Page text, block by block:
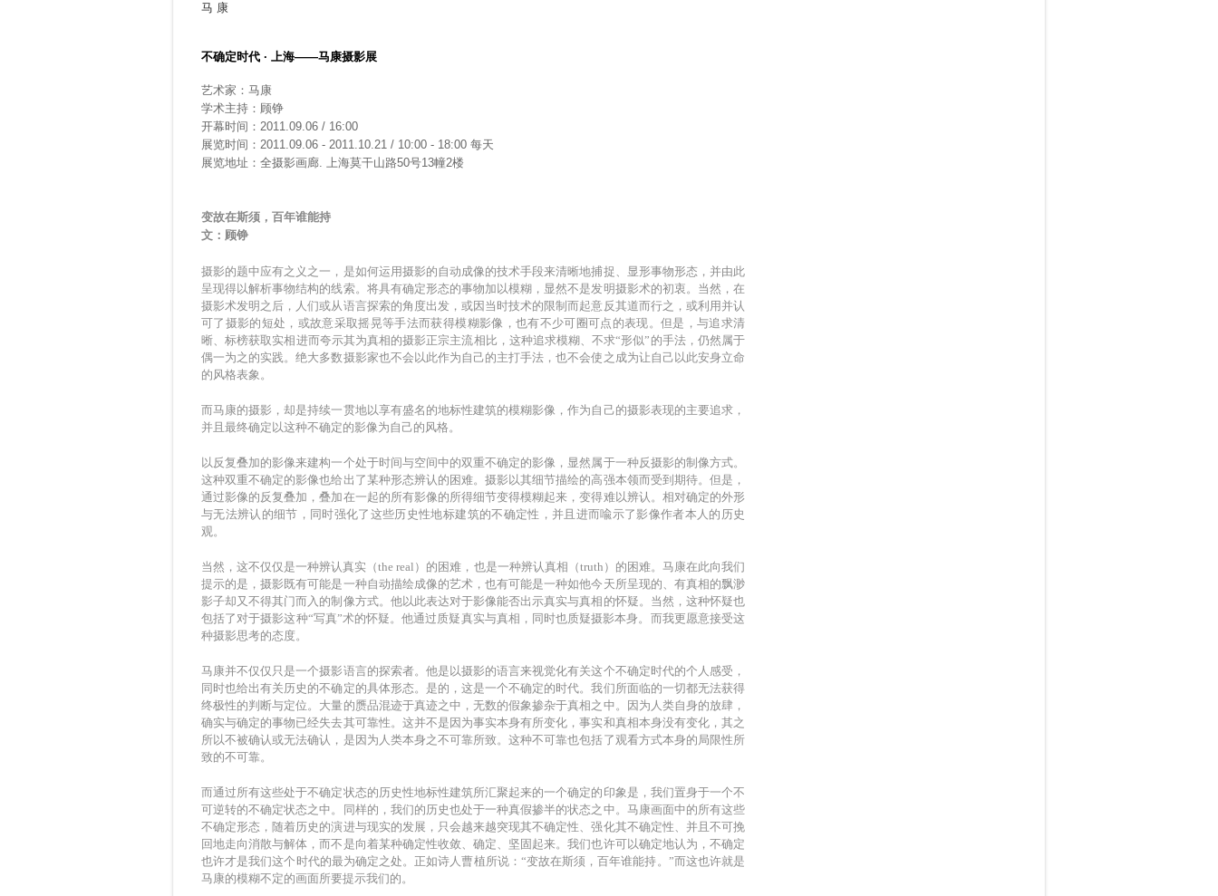
马 康
不确定时代 · 上海——马康摄影展
艺术家：马康
学术主持：顾铮
开幕时间：2011.09.06 / 16:00
展览时间：2011.09.06 - 2011.10.21 / 10:00 - 18:00 每天
展览地址：全摄影画廊. 上海莫干山路50号13幢2楼
变故在斯须，百年谁能持
文：顾铮
摄影的题中应有之义之一，是如何运用摄影的自动成像的技术手段来清晰地捕捉、显形事物形态，并由此
呈现得以解析事物结构的线索。将具有确定形态的事物加以模糊，显然不是发明摄影术的初衷。当然，在
摄影术发明之后，人们或从语言探索的角度出发，或因当时技术的限制而起意反其道而行之，或利用并认
可了摄影的短处，或故意采取摇晃等手法而获得模糊影像，也有不少可圈可点的表现。但是，与追求清
晰、标榜获取实相进而夸示其为真相的摄影正宗主流相比，这种追求模糊、不求“形似”的手法，仍然属于
偶一为之的实践。绝大多数摄影家也不会以此作为自己的主打手法，也不会使之成为让自己以此安身立命
的风格表象。
而马康的摄影，却是持续一贯地以享有盛名的地标性建筑的模糊影像，作为自己的摄影表现的主要追求，
并且最终确定以这种不确定的影像为自己的风格。
以反复叠加的影像来建构一个处于时间与空间中的双重不确定的影像，显然属于一种反摄影的制像方式。
这种双重不确定的影像也给出了某种形态辨认的困难。摄影以其细节描绘的高强本领而受到期待。但是，
通过影像的反复叠加，叠加在一起的所有影像的所得细节变得模糊起来，变得难以辨认。相对确定的外形
与无法辨认的细节，同时强化了这些历史性地标建筑的不确定性，并且进而喩示了影像作者本人的历史
观。
当然，这不仅仅是一种辨认真实（the real）的困难，也是一种辨认真相（truth）的困难。马康在此向我们
提示的是，摄影既有可能是一种自动描绘成像的艺术，也有可能是一种如他今天所呈现的、有真相的飘渺
影子却又不得其门而入的制像方式。他以此表达对于影像能否出示真实与真相的怀疑。当然，这种怀疑也
包括了对于摄影这种“写真”术的怀疑。他通过质疑真实与真相，同时也质疑摄影本身。而我更愿意接受这
种摄影思考的态度。
马康并不仅仅只是一个摄影语言的探索者。他是以摄影的语言来视觉化有关这个不确定时代的个人感受，
同时也给出有关历史的不确定的具体形态。是的，这是一个不确定的时代。我们所面临的一切都无法获得
终极性的判断与定位。大量的赝品混迹于真迹之中，无数的假象掺杂于真相之中。因为人类自身的放肆，
确实与确定的事物已经失去其可靠性。这并不是因为事实本身有所变化，事实和真相本身没有变化，其之
所以不被确认或无法确认，是因为人类本身之不可靠所致。这种不可靠也包括了观看方式本身的局限性所
致的不可靠。
而通过所有这些处于不确定状态的历史性地标性建筑所汇聚起来的一个确定的印象是，我们置身于一个不
可逆转的不确定状态之中。同样的，我们的历史也处于一种真假掺半的状态之中。马康画面中的所有这些
不确定形态，随着历史的演进与现实的发展，只会越来越突现其不确定性、强化其不确定性、并且不可挽
回地走向消散与解体，而不是向着某种确定性收敛、确定、坚固起来。我们也许可以确定地认为，不确定
也许才是我们这个时代的最为确定之处。正如诗人曹植所说：“变故在斯须，百年谁能持。”而这也许就是
马康的模糊不定的画面所要提示我们的。